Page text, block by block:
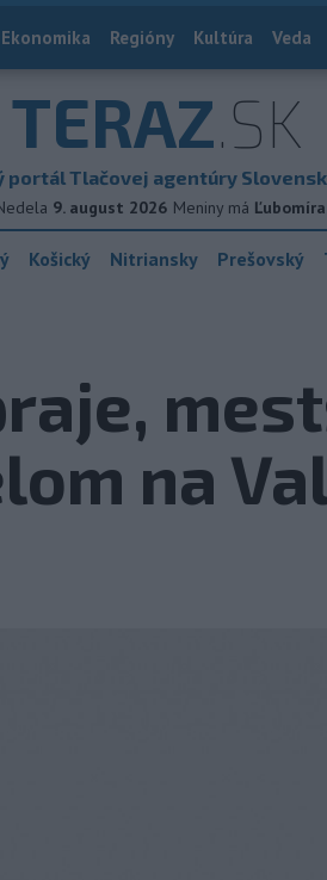
Ekonomika Regióny Kultúra Veda
TERAZ.SK
portál Tlačovej agentúry
9. august 2026 Meniny má Ľubomíra
Košický Nitriansky Prešovský
na